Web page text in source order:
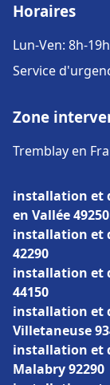
Horaires
Lun-Ven: 8h-19h
Service
Zone
Tremblay en
installation et
en Vallée 49250
installation et
42290
installation et
44150
installation et
Villetaneuse
installation et
Malabry 92290